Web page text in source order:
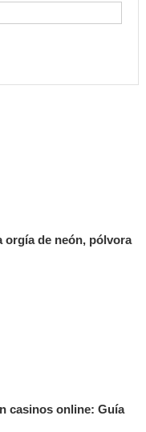
de neón, pólvora
casinos online: Guía